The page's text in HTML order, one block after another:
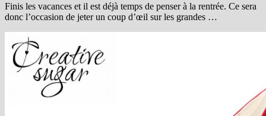
Finis les vacances et il est déjà temps de penser à la rentrée. Ce sera
donc l’occasion de jeter un coup d’œil sur les grandes …